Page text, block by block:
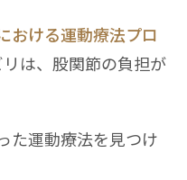
おける運動療法プロ
は、股関節の負担が
た運動療法を見つけ